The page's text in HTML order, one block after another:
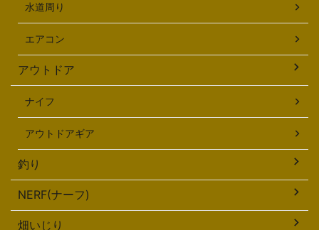
水道周り
エアコン
アウトドア
ナイフ
アウトドアギア
釣り
NERF(ナーフ)
畑いじり